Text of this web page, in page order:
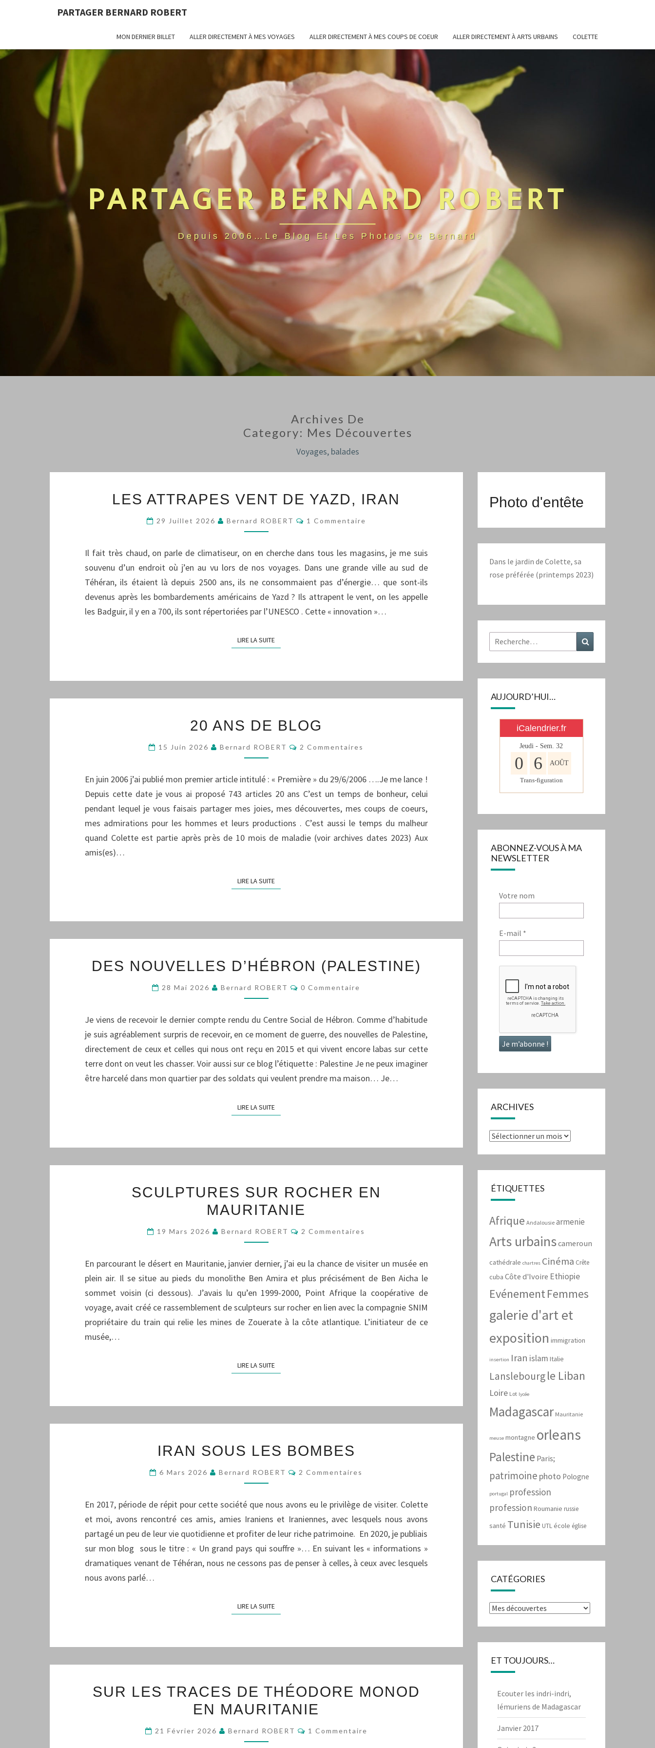
PARTAGER BERNARD ROBERT
MON DERNIER BILLET ALLER DIRECTEMENT À MES VOYAGES ALLER DIRECTEMENT À MES COUPS DE COEUR ALLER DIRECTEMENT À ARTS URBAINS COLETTE
PARTAGER BERNARD ROBERT
Depuis 2006…Le Blog Et Les Photos De Bernard
Archives De
Category: Mes Découvertes
Voyages, balades
ATTRAPES
VENT
DE
LES ATTRAPES VENT DE YAZD, IRAN
29 Juillet 2026 Bernard ROBERT Commentaires
1 Commentaire
Il fait très chaud, on parle de climatiseur, on en cherche dans tous les magasins, je me suis
souvenu d’un endroit où j’en au vu lors de nos voyages. Dans une grande ville au sud de
Téhéran, ils étaient là depuis 2500 ans, ils ne consommaient pas d’énergie… que sont-ils
devenus après les bombardements américains de Yazd ? Ils attrapent le vent, on les appelle
les Badguir, il y en a 700, ils sont répertoriées par l’UNESCO . Cette « innovation »…
LIRE LA SUITELIRE LA SUITE
ANS
DE
BLOG
20 ANS DE BLOG
15 Juin 2026 Bernard ROBERT Commentaires
2 Commentaires
En juin 2006 j’ai publié mon premier article intitulé : « Première » du 29/6/2006 ….Je me lance !
Depuis cette date je vous ai proposé 743 articles 20 ans C’est un temps de bonheur, celui
pendant lequel je vous faisais partager mes joies, mes découvertes, mes coups de coeurs,
mes admirations pour les hommes et leurs productions . C’est aussi le temps du malheur
quand Colette est partie après près de 10 mois de maladie (voir archives dates 2023) Aux
amis(es)…
LIRE LA SUITELIRE LA SUITE
NOUVELLES
D’HÉBRON
(PALESTINE)
DES NOUVELLES D’HÉBRON (PALESTINE)
28 Mai 2026 Bernard ROBERT Commentaires
0 Commentaire
Je viens de recevoir le dernier compte rendu du Centre Social de Hébron. Comme d’habitude
je suis agréablement surpris de recevoir, en ce moment de guerre, des nouvelles de Palestine,
directement de ceux et celles qui nous ont reçu en 2015 et qui vivent encore labas sur cette
terre dont on veut les chasser. Voir aussi sur ce blog l’étiquette : Palestine Je ne peux imaginer
être harcelé dans mon quartier par des soldats qui veulent prendre ma maison… Je…
LIRE LA SUITELIRE LA SUITE
SUR
ROCHER
MAURITANIE
SCULPTURES SUR ROCHER EN
MAURITANIE
19 Mars 2026 Bernard ROBERT Commentaires
2 Commentaires
En parcourant le désert en Mauritanie, janvier dernier, j’ai eu la chance de visiter un musée en
plein air. Il se situe au pieds du monolithe Ben Amira et plus précisément de Ben Aicha le
sommet voisin (ci dessous). J’avais lu qu’en 1999-2000, Point Afrique la coopérative de
voyage, avait créé ce rassemblement de sculpteurs sur rocher en lien avec la compagnie SNIM
propriétaire du train qui relie les mines de Zouerate à la côte atlantique. L’initiateur de ce
musée,…
LIRE LA SUITELIRE LA SUITE
SOUS
LES
BOMBES
IRAN SOUS LES BOMBES
6 Mars 2026 Bernard ROBERT Commentaires
2 Commentaires
En 2017, période de répit pour cette société que nous avons eu le privilège de visiter. Colette
et moi, avons rencontré ces amis, amies Iraniens et Iraniennes, avec lesquels nous avons
partagé un peu de leur vie quotidienne et profiter de leur riche patrimoine. En 2020, je publiais
sur mon blog sous le titre : « Un grand pays qui souffre »… En suivant les « informations »
dramatiques venant de Téhéran, nous ne cessons pas de penser à celles, à ceux avec lesquels
nous avons parlé…
LIRE LA SUITELIRE LA SUITE
LES
TRACES
SUR LES TRACES DE THÉODORE MONOD
EN MAURITANIE
21 Février 2026 Bernard ROBERT Commentaires
1 Commentaire
Photo d'entête
Dans le jardin de Colette, sa
rose préférée (printemps 2023)
Rechercher :
AUJOURD’HUI…
iCalendrier.fr
Jeudi - Sem.32
0 6 AOÛT
Trans-figuration
ABONNEZ-VOUS À MA
NEWSLETTER
Votre nom
E-mail *
ARCHIVES
Archives
ÉTIQUETTES
Afrique Andalousie armenie
Arts urbainscameroun
cathédrale chartres Cinéma Crête
cuba Côte d'Ivoire Ethiopie
EvénementFemmes
galerie d'art et
exposition immigration
insertion Iran islam Italie
Lanslebourg le Liban
Loire Lot lycée
Madagascar Mauritanie
meuse montagne orleans
Palestine Paris;
patrimoine photo Pologne
portugal profession
profession Roumanie russie
santé Tunisie UTL école église
CATÉGORIES
Catégories
ET TOUJOURS…
Ecouter les indri-indri,
lémuriens de Madagascar
Janvier 2017